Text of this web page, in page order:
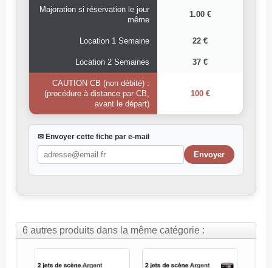
Majoration si réservation le jour
même
1.00 €
Location 1 Semaine 22 €
Location 2 Semaines 37 €
CAUTION CB (non débité) :
(procédure à distance par CB,
avant le départ)
100 €
✉ Envoyer cette fiche par e-mail
6 autres produits dans la même catégorie :